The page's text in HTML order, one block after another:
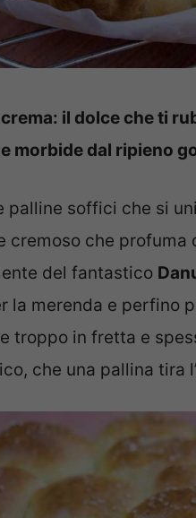
il dolce che ti
morbide dal ripieno
palline soffici che si
cremoso che profuma
del fantastico
la merenda e perfino
troppo in fretta e
che una pallina tira